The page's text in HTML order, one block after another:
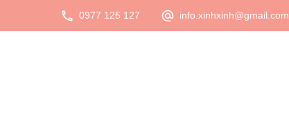
0977 125 127 info.xinhxinh@gmail.com